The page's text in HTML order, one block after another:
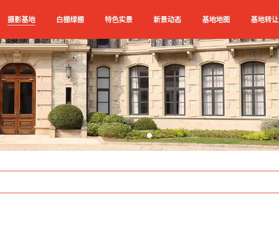
摄影基地 白棚绿棚 特色实景 新景动态 基地地图 基地转让